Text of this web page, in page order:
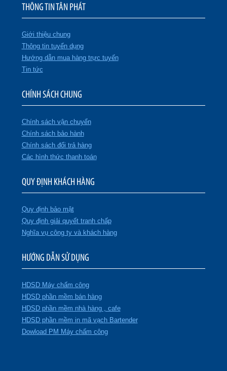
THÔNG TIN TÂN PHÁT
Giới thiệu chung
Thông tin tuyển dụng
Hướng dẫn mua hàng trực tuyến
Tin tức
CHÍNH SÁCH CHUNG
Chính sách vận chuyển
Chính sách bảo hành
Chính sách đổi trả hàng
Các hình thức thanh toán
QUY ĐỊNH KHÁCH HÀNG
Quy định bảo mật
Quy định giải quyết tranh chấp
Nghĩa vụ công ty và khách hàng
HƯỚNG DẪN SỬ DỤNG
HDSD Máy chấm công
HDSD phần mềm bán hàng
HDSD phần mềm nhà hàng , cafe
HDSD phần mềm in mã vạch Bartender
Dowload PM Máy chấm công